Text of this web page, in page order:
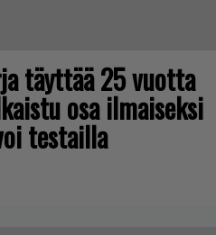
täyttää 25 vuotta
osa ilmaiseksi
testailla